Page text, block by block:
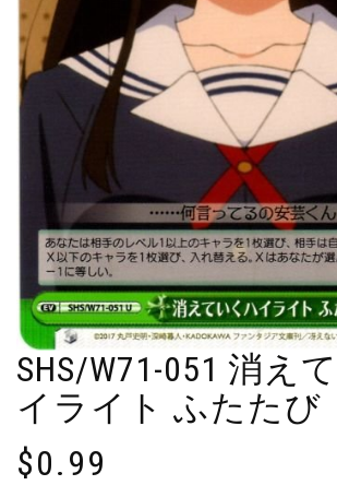
SHS/W71-051 消え
イライト ふたたび
$0.99